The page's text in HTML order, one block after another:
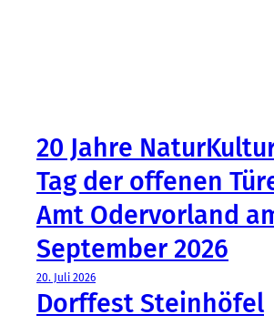
20 Jahre
Tag der offenen
Amt Odervorland
September 2026
20. Juli 2026
Dorffest Steinhöfel